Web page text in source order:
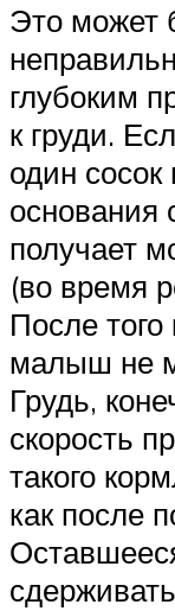
Это может
глубоким
к груди.
один
основания
получает
(во время
После того
малыш не
Грудь,
скорость
такого
как после